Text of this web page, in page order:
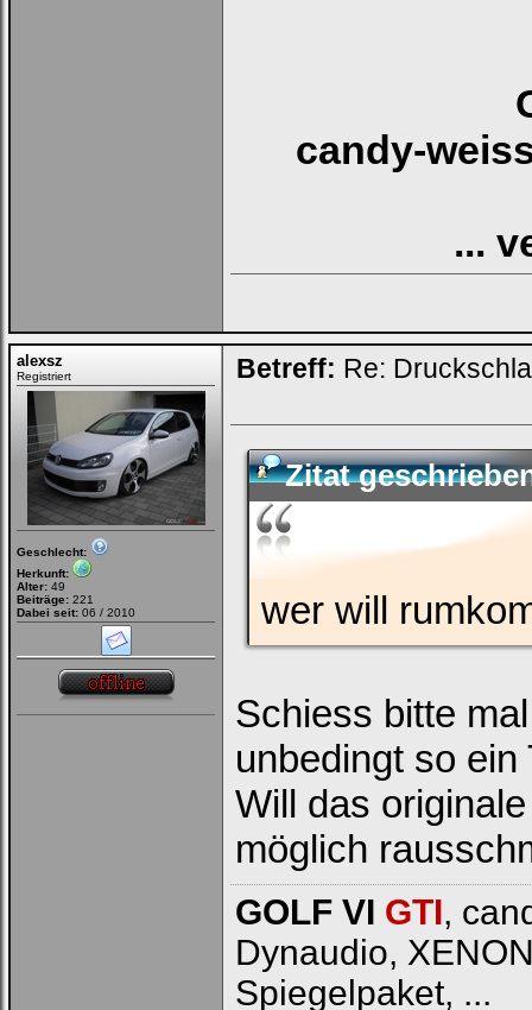
candy-
...
alexsz
Registriert
Geschlecht:
Herkunft:
Alter: 49
Beiträge: 221
Dabei seit: 06 / 2010
Betreff: Re:
Zitat
wer will
Schiess bitte
unbedingt so ein
Will das
möglich
GOLF VI GTI,
Dynaudio,
Spiegelpaket, ...